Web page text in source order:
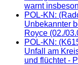
warnt
POL-KN:
Unbekannter
Royce (02./
POL-KN:
Unfall am
und flüchtet -